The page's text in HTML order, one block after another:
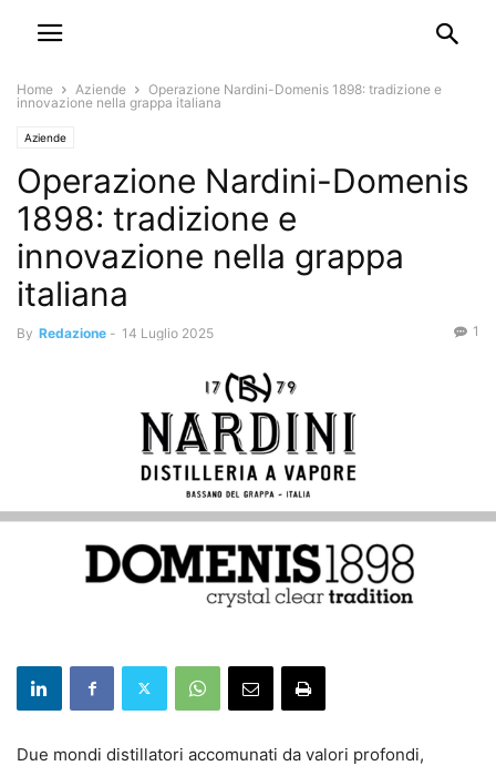
Home Aziende
Operazione Nardini-Domenis 1898: tradizione e
innovazione nella grappa italiana
Aziende
Operazione Nardini-Domenis
1898: tradizione e
innovazione nella grappa
italiana
By Redazione - 14 Luglio 2025 1
Due mondi distillatori accomunati da valori profondi,